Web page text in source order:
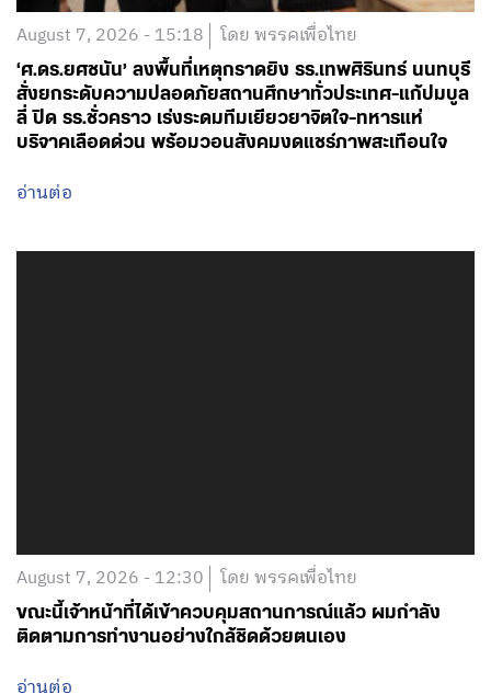
ลี่ ปิด รร.ชั่วคราว เร่งระดมทีมเยียวยาจิตใจ-ทหารแห่
บริจาคเลือดด่วน พร้อมวอนสังคมงดแชร์ภาพสะเทือนใจ
อ่านต่อ
อ่านต่อ